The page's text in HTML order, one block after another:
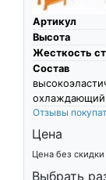
Артикул
Высота
Жесткость
Состав
охлаждающий
Отзывы
Цена
Цена без скидки
Выбрать